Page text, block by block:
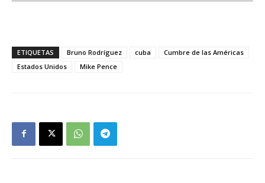
ETIQUETAS Bruno Rodríguez cuba
Cumbre de las Américas
Estados Unidos
Mike Pence